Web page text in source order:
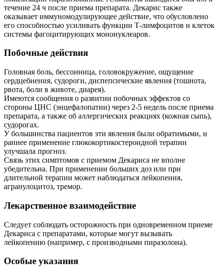
течение 24 ч после приема препарата. Декарис также
оказывает иммуномодулирующее действие, что обусловлено
его способностью усиливать функции Т-лимфоцитов и клеток
системы фагоцитирующих мононуклеаров.
Побочные действия
Головная боль, бессонница, головокружение, ощущение
сердцебиения, судороги, диспепсические явления (тошнота,
рвота, боли в животе, диарея).
Имеются сообщения о развитии побочных эффектов со
стороны ЦНС (энцефалопатии) через 2-5 недель после приема
препарата, а также об аллергических реакциях (кожная сыпь),
судорогах.
У большинства пациентов эти явления были обратимыми, и
раннее применение глюкокортикостероидной терапии
улучшала прогноз.
Связь этих симптомов с приемом Декариса не вполне
убедительна. При применении больших доз или при
длительной терапии может наблюдаться лейкопения,
агранулоцитоз, тремор.
Лекарственное взаимодействие
Следует соблюдать осторожность при одновременном приеме
Декариса с препаратами, которые могут вызывать
лейкопению (например, с производными пиразолона).
Особые указания